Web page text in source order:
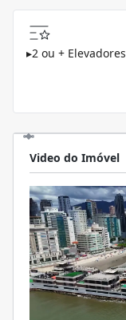
▸2 ou + Elevadores
Video do Imóvel